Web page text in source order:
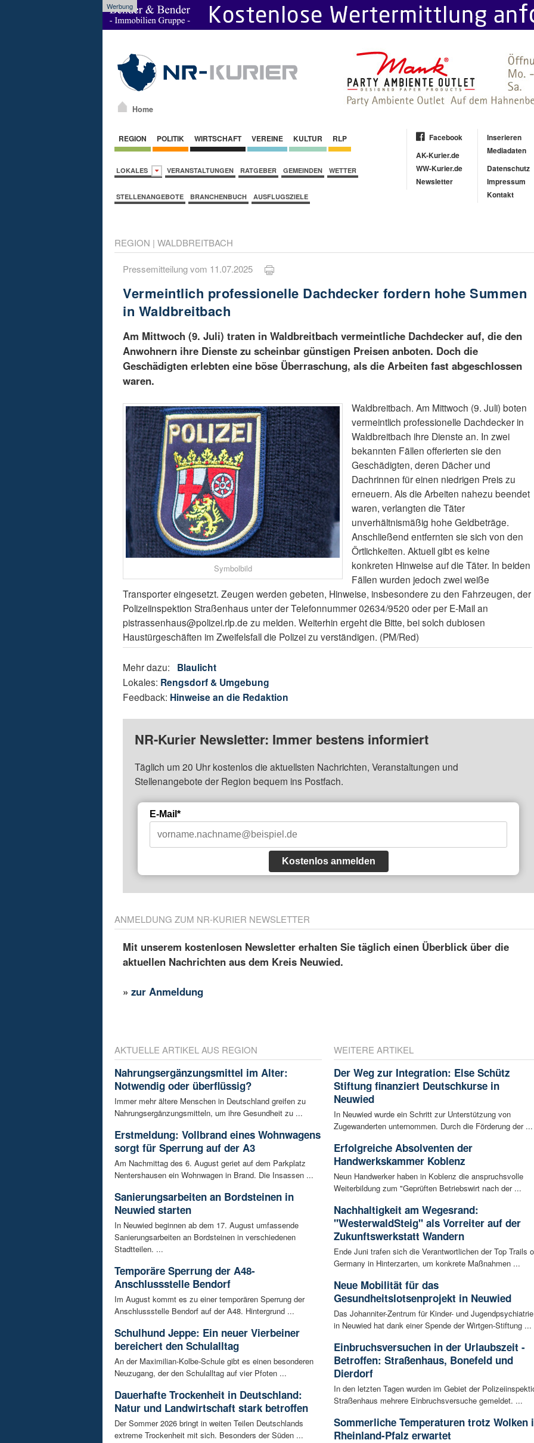
Werbung
Home
REGION POLITIK WIRTSCHAFT VEREINE KULTUR RLP
LOKALES VERANSTALTUNGEN RATGEBER GEMEINDEN WETTER
STELLENANGEBOTE BRANCHENBUCH AUSFLUGSZIELE
Facebook
AK-Kurier.de
WW-Kurier.de
Newsletter
Inserieren
Mediadaten
Datenschutz
Impressum
Kontakt
REGION | WALDBREITBACH
Pressemitteilung vom 11.07.2025
Vermeintlich professionelle Dachdecker fordern hohe Summen
in Waldbreitbach
Am Mittwoch (9. Juli) traten in Waldbreitbach vermeintliche Dachdecker auf, die den
Anwohnern ihre Dienste zu scheinbar günstigen Preisen anboten. Doch die
Geschädigten erlebten eine böse Überraschung, als die Arbeiten fast abgeschlossen
waren.
Symbolbild
Waldbreitbach. Am Mittwoch (9. Juli) boten
vermeintlich professionelle Dachdecker in
Waldbreitbach ihre Dienste an. In zwei
bekannten Fällen offerierten sie den
Geschädigten, deren Dächer und
Dachrinnen für einen niedrigen Preis zu
erneuern. Als die Arbeiten nahezu beendet
waren, verlangten die Täter
unverhältnismäßig hohe Geldbeträge.
Anschließend entfernten sie sich von den
Örtlichkeiten. Aktuell gibt es keine
konkreten Hinweise auf die Täter. In beiden
Fällen wurden jedoch zwei weiße
Transporter eingesetzt. Zeugen werden gebeten, Hinweise, insbesondere zu den Fahrzeugen, der
Polizeiinspektion Straßenhaus unter der Telefonnummer 02634/9520 oder per E-Mail an
pistrassenhaus@polizei.rlp.de zu melden. Weiterhin ergeht die Bitte, bei solch dubiosen
Haustürgeschäften im Zweifelsfall die Polizei zu verständigen. (PM/Red)
Mehr dazu: Blaulicht
Lokales: Rengsdorf & Umgebung
Feedback: Hinweise an die Redaktion
NR-Kurier Newsletter: Immer bestens informiert
Täglich um 20 Uhr kostenlos die aktuellsten Nachrichten, Veranstaltungen und
Stellenangebote der Region bequem ins Postfach.
E-Mail*
Kostenlos anmelden
ANMELDUNG ZUM NR-KURIER NEWSLETTER
Mit unserem kostenlosen Newsletter erhalten Sie täglich einen Überblick über die
aktuellen Nachrichten aus dem Kreis Neuwied.
»zur Anmeldung
AKTUELLE ARTIKEL AUS REGION
Nahrungsergänzungsmittel im Alter:
Notwendig oder überflüssig?
Immer mehr ältere Menschen in Deutschland greifen zu
Nahrungsergänzungsmitteln, um ihre Gesundheit zu ...
Erstmeldung: Vollbrand eines Wohnwagens
sorgt für Sperrung auf der A3
Am Nachmittag des 6. August geriet auf dem Parkplatz
Nentershausen ein Wohnwagen in Brand. Die Insassen ...
Sanierungsarbeiten an Bordsteinen in
Neuwied starten
In Neuwied beginnen ab dem 17. August umfassende
Sanierungsarbeiten an Bordsteinen in verschiedenen
Stadtteilen. ...
Temporäre Sperrung der A48-
Anschlussstelle Bendorf
Im August kommt es zu einer temporären Sperrung der
Anschlussstelle Bendorf auf der A48. Hintergrund ...
Schulhund Jeppe: Ein neuer Vierbeiner
bereichert den Schulalltag
An der Maximilian-Kolbe-Schule gibt es einen besonderen
Neuzugang, der den Schulalltag auf vier Pfoten ...
Dauerhafte Trockenheit in Deutschland:
Natur und Landwirtschaft stark betroffen
Der Sommer 2026 bringt in weiten Teilen Deutschlands
extreme Trockenheit mit sich. Besonders der Süden ...
WEITERE ARTIKEL
Der Weg zur Integration: Else Schütz
Stiftung finanziert Deutschkurse in
Neuwied
In Neuwied wurde ein Schritt zur Unterstützung von
Zugewanderten unternommen. Durch die Förderung der ...
Erfolgreiche Absolventen der
Handwerkskammer Koblenz
Neun Handwerker haben in Koblenz die anspruchsvolle
Weiterbildung zum "Geprüften Betriebswirt nach der ...
Nachhaltigkeit am Wegesrand:
"WesterwaldSteig" als Vorreiter auf der
Zukunftswerkstatt Wandern
Ende Juni trafen sich die Verantwortlichen der Top Trails
Germany in Hinterzarten, um konkrete Maßnahmen ...
Neue Mobilität für das
Gesundheitslotsenprojekt in Neuwied
Das Johanniter-Zentrum für Kinder- und Jugendpsychiatrie
in Neuwied hat dank einer Spende der Wirtgen-Stiftung ...
Einbruchsversuchen in der Urlaubszeit -
Betroffen: Straßenhaus, Bonefeld und
Dierdorf
In den letzten Tagen wurden im Gebiet der
Straßenhaus mehrere Einbruchsversuche gemeldet. ...
Sommerliche Temperaturen trotz Wolken
Rheinland-Pfalz erwartet